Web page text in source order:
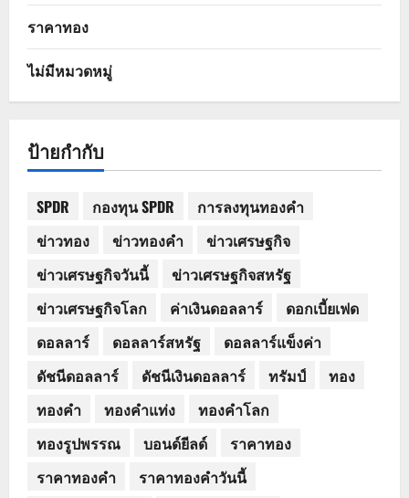
ราคาทอง
ไม่มีหมวดหมู่
ป้ายกำกับ
SPDR กองทุน SPDR
การลงทุนทองคำ
ข่าวทอง
ข่าวทองคำ
ข่าวเศรษฐกิจ
ข่าวเศรษฐกิจวันนี้
ข่าวเศรษฐกิจสหรัฐ
ข่าวเศรษฐกิจโลก
ค่าเงินดอลลาร์
ดอกเบี้ยเฟด
ดอลลาร์
ดอลลาร์สหรัฐ
ดอลลาร์แข็งค่า
ดัชนีดอลลาร์
ดัชนีเงินดอลลาร์ ทรัมป์
ทอง
ทองคำ
ทองคำแท่ง
ทองคำโลก
ทองรูปพรรณ
บอนด์ยีลด์
ราคาทอง
ราคาทองคำ
ราคาทองคำวันนี้